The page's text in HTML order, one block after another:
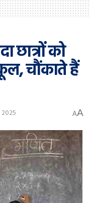
छात्रों को
चौंकाते हैं
AA